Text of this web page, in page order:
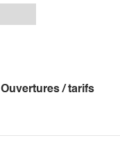
Ouvertures / tarifs